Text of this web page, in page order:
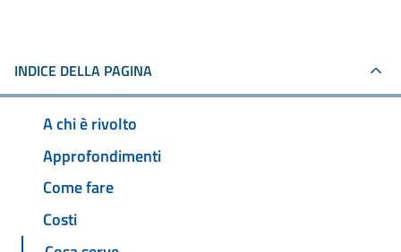
INDICE DELLA PAGINA
A chi è rivolto
Approfondimenti
Come fare
Costi